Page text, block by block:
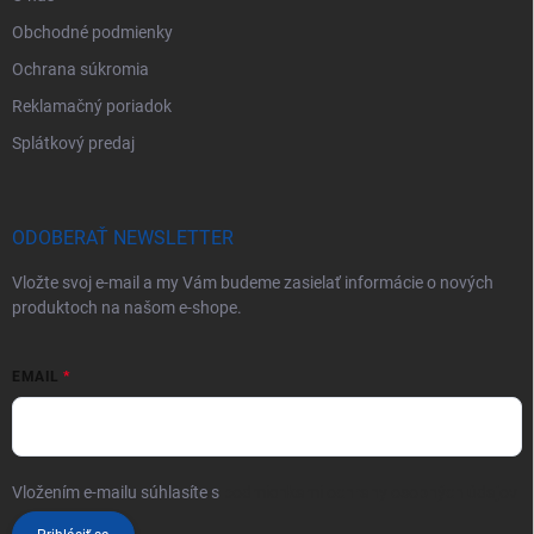
Obchodné podmienky
Ochrana súkromia
Reklamačný poriadok
Splátkový predaj
ODOBERAŤ NEWSLETTER
Vložte svoj e-mail a my Vám budeme zasielať informácie o nových
produktoch na našom e-shope.
EMAIL
Vložením e-mailu súhlasíte s